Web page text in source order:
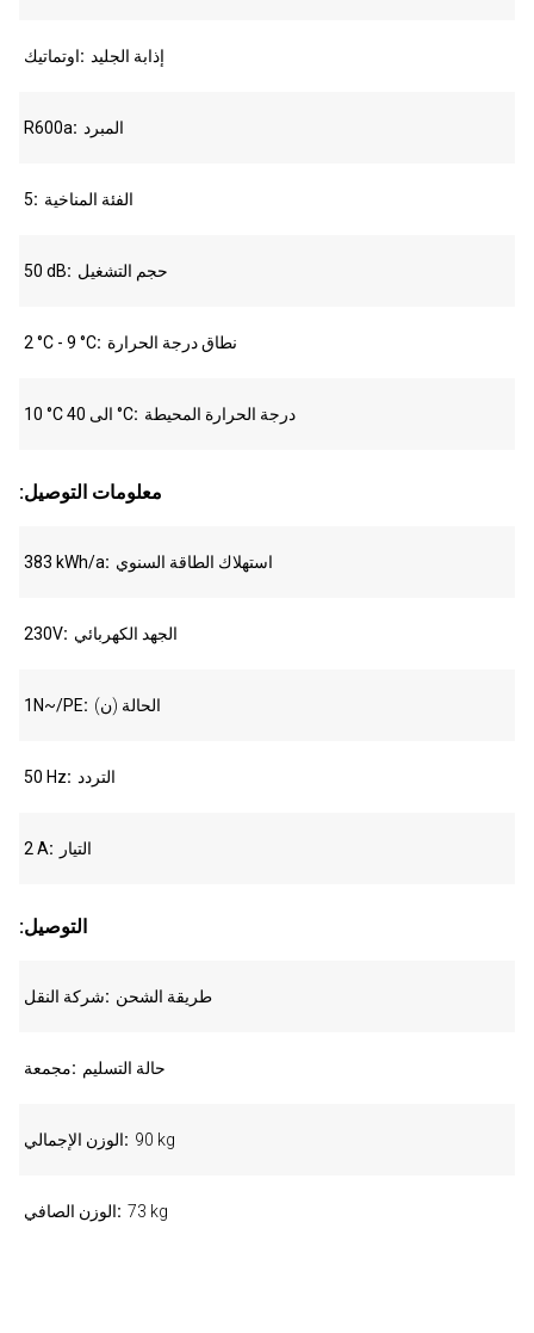
اوتماتيك إذابة الجليد
R600a المبرد
5 الفئة المناخية
50 dB حجم التشغيل
2 °C - 9 °C نطاق درجة الحرارة
10 °C الى 40 °C درجة الحرارة المحيطة
:معلومات التوصيل
383 kWh/a استهلاك الطاقة السنوي
230V الجهد الكهربائي
1N~/PE الحالة (ن)
50 Hz التردد
2 A التيار
:التوصيل
شركة النقل طريقة الشحن
مجمعة حالة التسليم
الوزن الإجمالي 90 kg
الوزن الصافي 73 kg